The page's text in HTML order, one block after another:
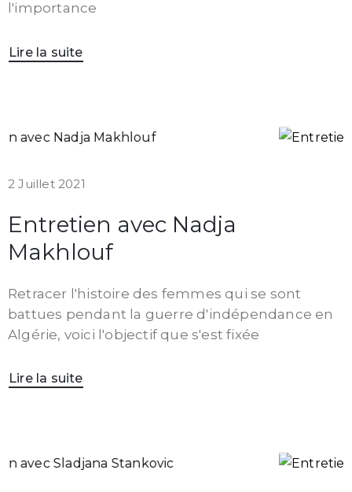
l'importance
Lire la suite
2 Juillet 2021
Entretien avec Nadja
Makhlouf
Retracer l'histoire des femmes qui se sont
battues pendant la guerre d'indépendance en
Algérie, voici l'objectif que s'est fixée
Lire la suite